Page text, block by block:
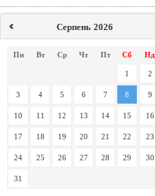
Серпень 2026
Пн Вт Ср Чт Пт Сб Нд
1 2
3 4 5 6 7 8 9
10 11 12 13 14 15 16
17 18 19 20 21 22 23
24 25 26 27 28 29 30
31